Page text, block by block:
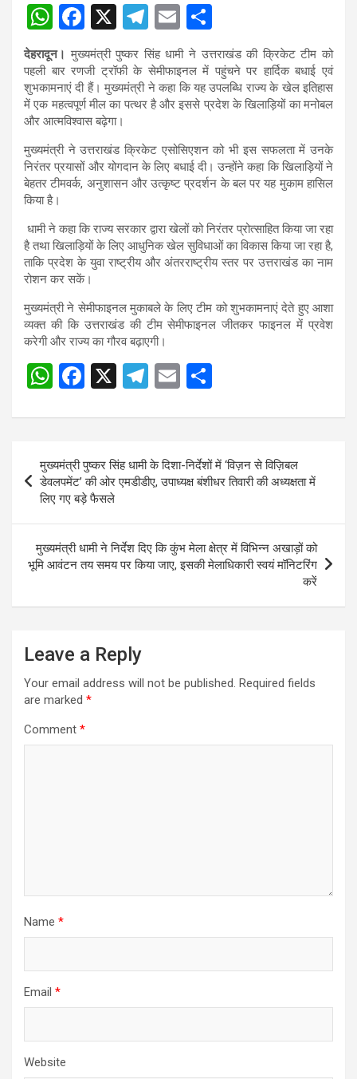
W
h
at
s
A
p
p
F
a
ce
b
o
o
k
X
T
el
e
gr
a
m
E
m
ail
h
ar
e
देहरादून। मुख्यमंत्री पुष्कर सिंह धामी ने उत्तराखंड की क्रिकेट टीम को
पहली बार रणजी ट्रॉफी के सेमीफाइनल में पहुंचने पर हार्दिक बधाई एवं
शुभकामनाएं दी हैं। मुख्यमंत्री ने कहा कि यह उपलब्धि राज्य के खेल इतिहास
में एक महत्वपूर्ण मील का पत्थर है और इससे प्रदेश के खिलाड़ियों का मनोबल
और आत्मविश्वास बढ़ेगा।
मुख्यमंत्री ने उत्तराखंड क्रिकेट एसोसिएशन को भी इस सफलता में उनके
निरंतर प्रयासों और योगदान के लिए बधाई दी। उन्होंने कहा कि खिलाड़ियों ने
बेहतर टीमवर्क, अनुशासन और उत्कृष्ट प्रदर्शन के बल पर यह मुकाम हासिल
किया है।
धामी ने कहा कि राज्य सरकार द्वारा खेलों को निरंतर प्रोत्साहित किया जा रहा
है तथा खिलाड़ियों के लिए आधुनिक खेल सुविधाओं का विकास किया जा रहा है,
ताकि प्रदेश के युवा राष्ट्रीय और अंतरराष्ट्रीय स्तर पर उत्तराखंड का नाम
रोशन कर सकें।
मुख्यमंत्री ने सेमीफाइनल मुकाबले के लिए टीम को शुभकामनाएं देते हुए आशा
व्यक्त की कि उत्तराखंड की टीम सेमीफाइनल जीतकर फाइनल में प्रवेश
करेगी और राज्य का गौरव बढ़ाएगी।
PostW
at
s
A
p
p
F
ce
o
o
k
X
T
e
gr
a
E
ail ar
e
navigation
मुख्यमंत्री पुष्कर सिंह धामी के दिशा-निर्देशों में ‘विज़न से विज़िबल
डेवलपमेंट’ की ओर एमडीडीए, उपाध्यक्ष बंशीधर तिवारी की अध्यक्षता में
लिए गए बड़े फैसले
मुख्यमंत्री धामी ने निर्देश दिए कि कुंभ मेला क्षेत्र में विभिन्न अखाड़ों को
भूमि आवंटन तय समय पर किया जाए, इसकी मेलाधिकारी स्वयं मॉनिटरिंग
करें
Leave a Reply
Your email address will not be published. Required fields
are marked *
Comment *
Name *
Email *
Website